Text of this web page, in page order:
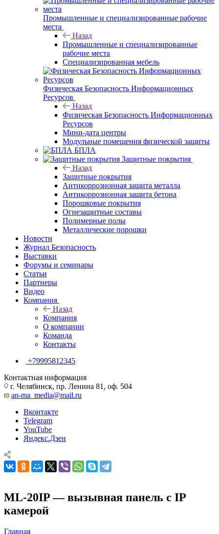
Промышленные и специализированные рабочие
места
Назад
Промышленные и специализированные
рабочие места
Специализированная мебель
Физическая Безопасность Информационных
Ресурсов
Назад
Физическая Безопасность Информационных
Ресурсов
Мини-дата центры
Модульные помещения физической защиты
БПЛА
Защитные покрытия
Назад
Защитные покрытия
Антикоррозионная защита металла
Антикоррозионная защита бетона
Порошковые покрытия
Огнезащитные составы
Полимерные полы
Металлические порошки
Новости
Журнал Безопасность
Выставки
Форумы и семинары
Статьи
Партнеры
Видео
Компания
Назад
Компания
О компании
Команда
Контакты
+79995812345
Контактная информация
г. Челябинск, пр. Ленина 81, оф. 504
an-ma_media@mail.ru
Вконтакте
Telegram
YouTube
Яндекс.Дзен
ML-20IP — вызывная панель с IP
камерой
Главная